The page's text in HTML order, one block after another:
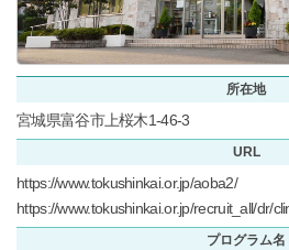
所在地
宮城県富谷市上桜木1-46-3
URL
https://www.tokushinkai.or.jp/aoba2/
https://www.tokushinkai.or.jp/recruit_all/dr/
プログラム名